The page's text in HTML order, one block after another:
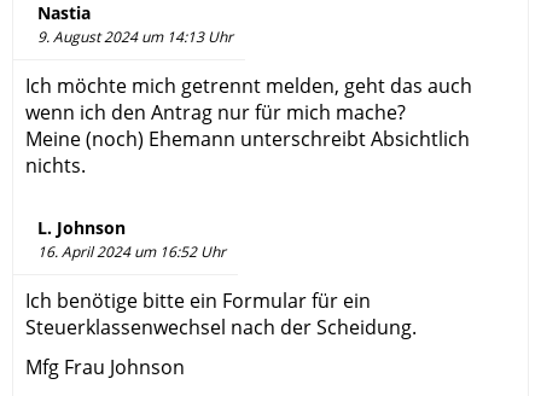
Nastia
9. August 2024 um 14:13 Uhr
Ich möchte mich getrennt melden, geht das auch
wenn ich den Antrag nur für mich mache?
Meine (noch) Ehemann unterschreibt Absichtlich
nichts.
L. Johnson
16. April 2024 um 16:52 Uhr
Ich benötige bitte ein Formular für ein
Steuerklassenwechsel nach der Scheidung.
Mfg Frau Johnson